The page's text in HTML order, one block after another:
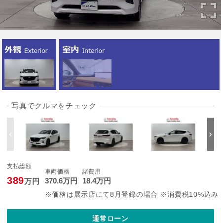
写真でクルマをチェック
支払総額
389万円
車両価格
370.6万円
諸費用
18.4万円
※価格は展示店にて8月登録の場合 ※消費税10%込み
通常ローン